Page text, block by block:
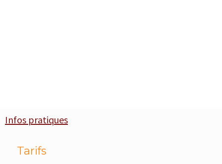
Infos pratiques
Tarifs